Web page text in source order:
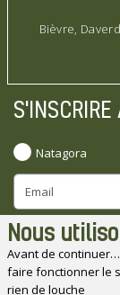
Nous
Avant de
faire fonctionner le
rien de louche
Bièvre,
Natagora